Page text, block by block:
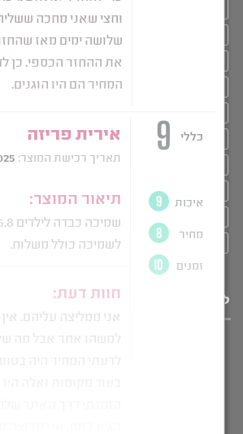
הפרעות שינה אצל מבוגרים
חוסר שינה בלילה טיפול
טיפול בטראומה מינית טיפול
פרופריו שמיכה כבדה שלים שלים לכתפיים
שמיכה כבדה במבוק שמיכה
שמיכה כבדה זוגית
שמיכה כבדה לקיץ
שמיכת פוך כבדה שמיכת של כבדה תרופה
לייעוץ מהיר חייגו: 052-714-7100